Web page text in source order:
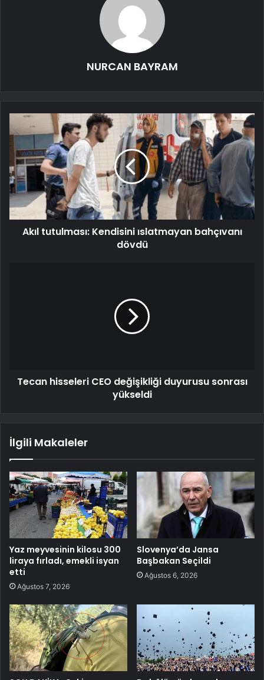
NURCAN BAYRAM
Akıl tutulması: Kendisini ıslatmayan bahçıvanı
dövdü
Tecan hisseleri CEO değişikliği duyurusu sonrası
yükseldi
İlgili Makaleler
Yaz meyvesinin kilosu 300
liraya fırladı, emekli isyan
etti
Ağustos 7, 2026
Slovenya’da Jansa
Başbakan Seçildi
Ağustos 6, 2026